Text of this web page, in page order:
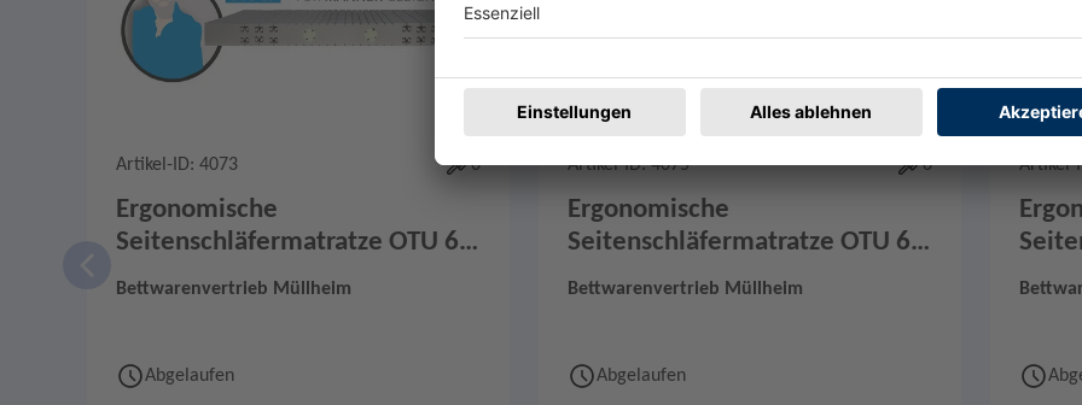
Artikel-ID: 4073 0
Ergonomische
Seitenschläfermatratze OTU 69
H2
Bettwarenvertrieb Müllheim
Abgelaufen
Artikel-ID: 4075 0
Ergonomische
Seitenschläfermatratze OTU 69
H2
Bettwarenvertrieb Müllheim
Abgelaufen
Artikel-
H2